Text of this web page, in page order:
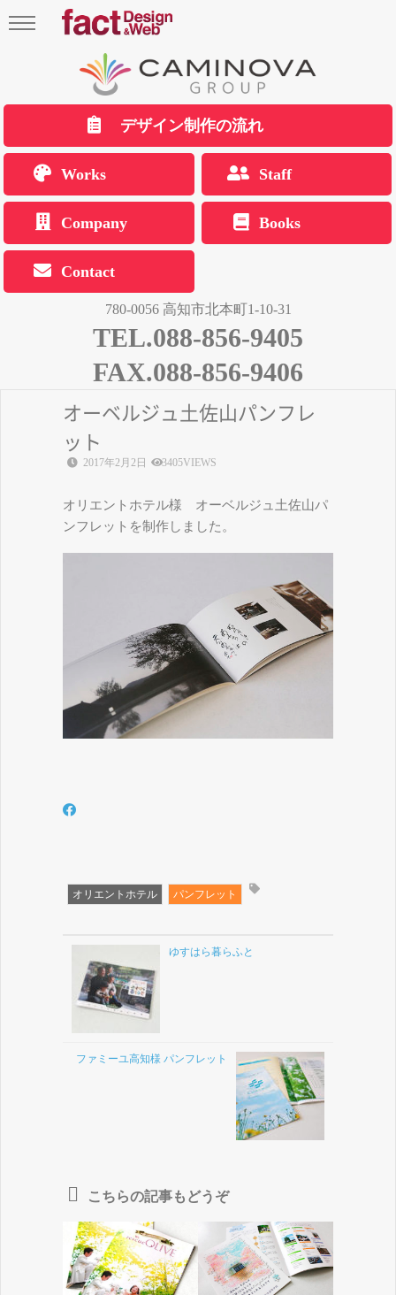
デザイン制作の流れ
Works Staff
Company Books
Contact
780-0056 高知市北本町1-10-31
TEL.088-856-9405
FAX.088-856-9406
オーベルジュ土佐山パンフレ
ット
2017年2月2日 3405VIEWS
オリエントホテル様 オーベルジュ土佐山パ
ンフレットを制作しました。
オリエントホテル パンフレット
ゆすはら暮らふと
ファミーユ高知様 パンフレット
こちらの記事もどうぞ